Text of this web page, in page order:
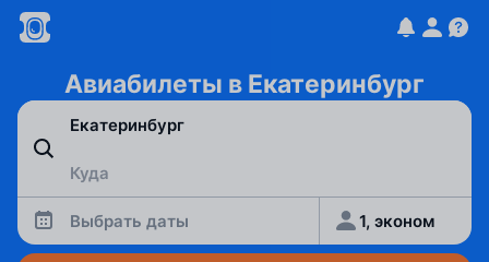
Авиабилеты в Екатеринбург
Выбрать даты 1, эконом